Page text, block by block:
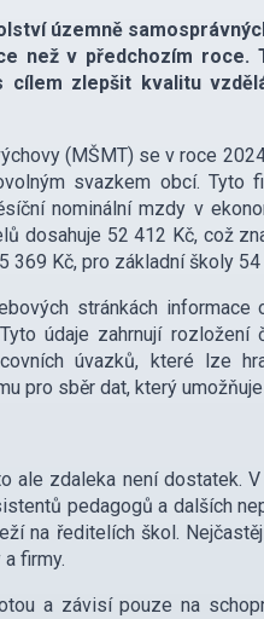
územně
než v předchozím
zlepšit kvalitu
(MŠMT) se v roce
svazkem obcí.
nominální mzdy v
dosahuje 52 412 Kč, což
369 Kč, pro základní školy
stránkách
údaje zahrnují
úvazků, které lze
pro sběr dat, který
ale zdaleka není dostatek.
pedagogů a dalších
na ředitelích škol.
firmy.
a závisí pouze na